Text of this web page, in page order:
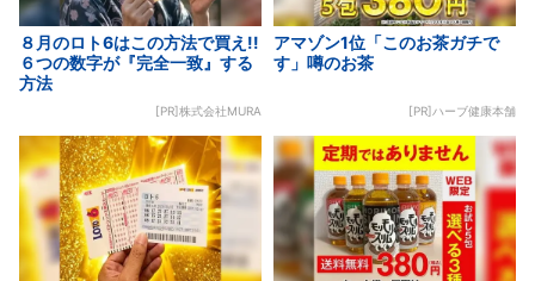
８月のロト6はこの方法で買え!!
６つの数字が『完全一致』する
方法
[PR]株式会社MURA
アマゾン1位「このお茶ガチで
す」噂のお茶
[PR]ハーブ健康本舗